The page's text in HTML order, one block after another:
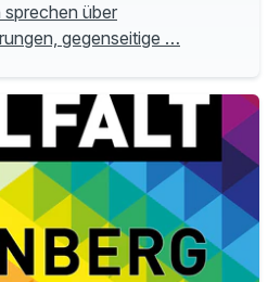
sprechen über
gegenseitige …